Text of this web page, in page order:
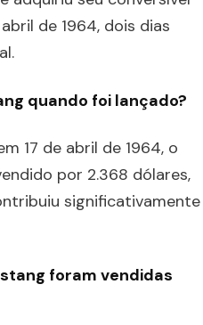
de 1964, dois dias
quando foi lançado?
17 de abril de 1964, o
por 2.368 dólares,
significativamente
foram vendidas